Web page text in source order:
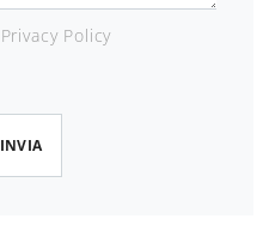
Privacy Policy
INVIA